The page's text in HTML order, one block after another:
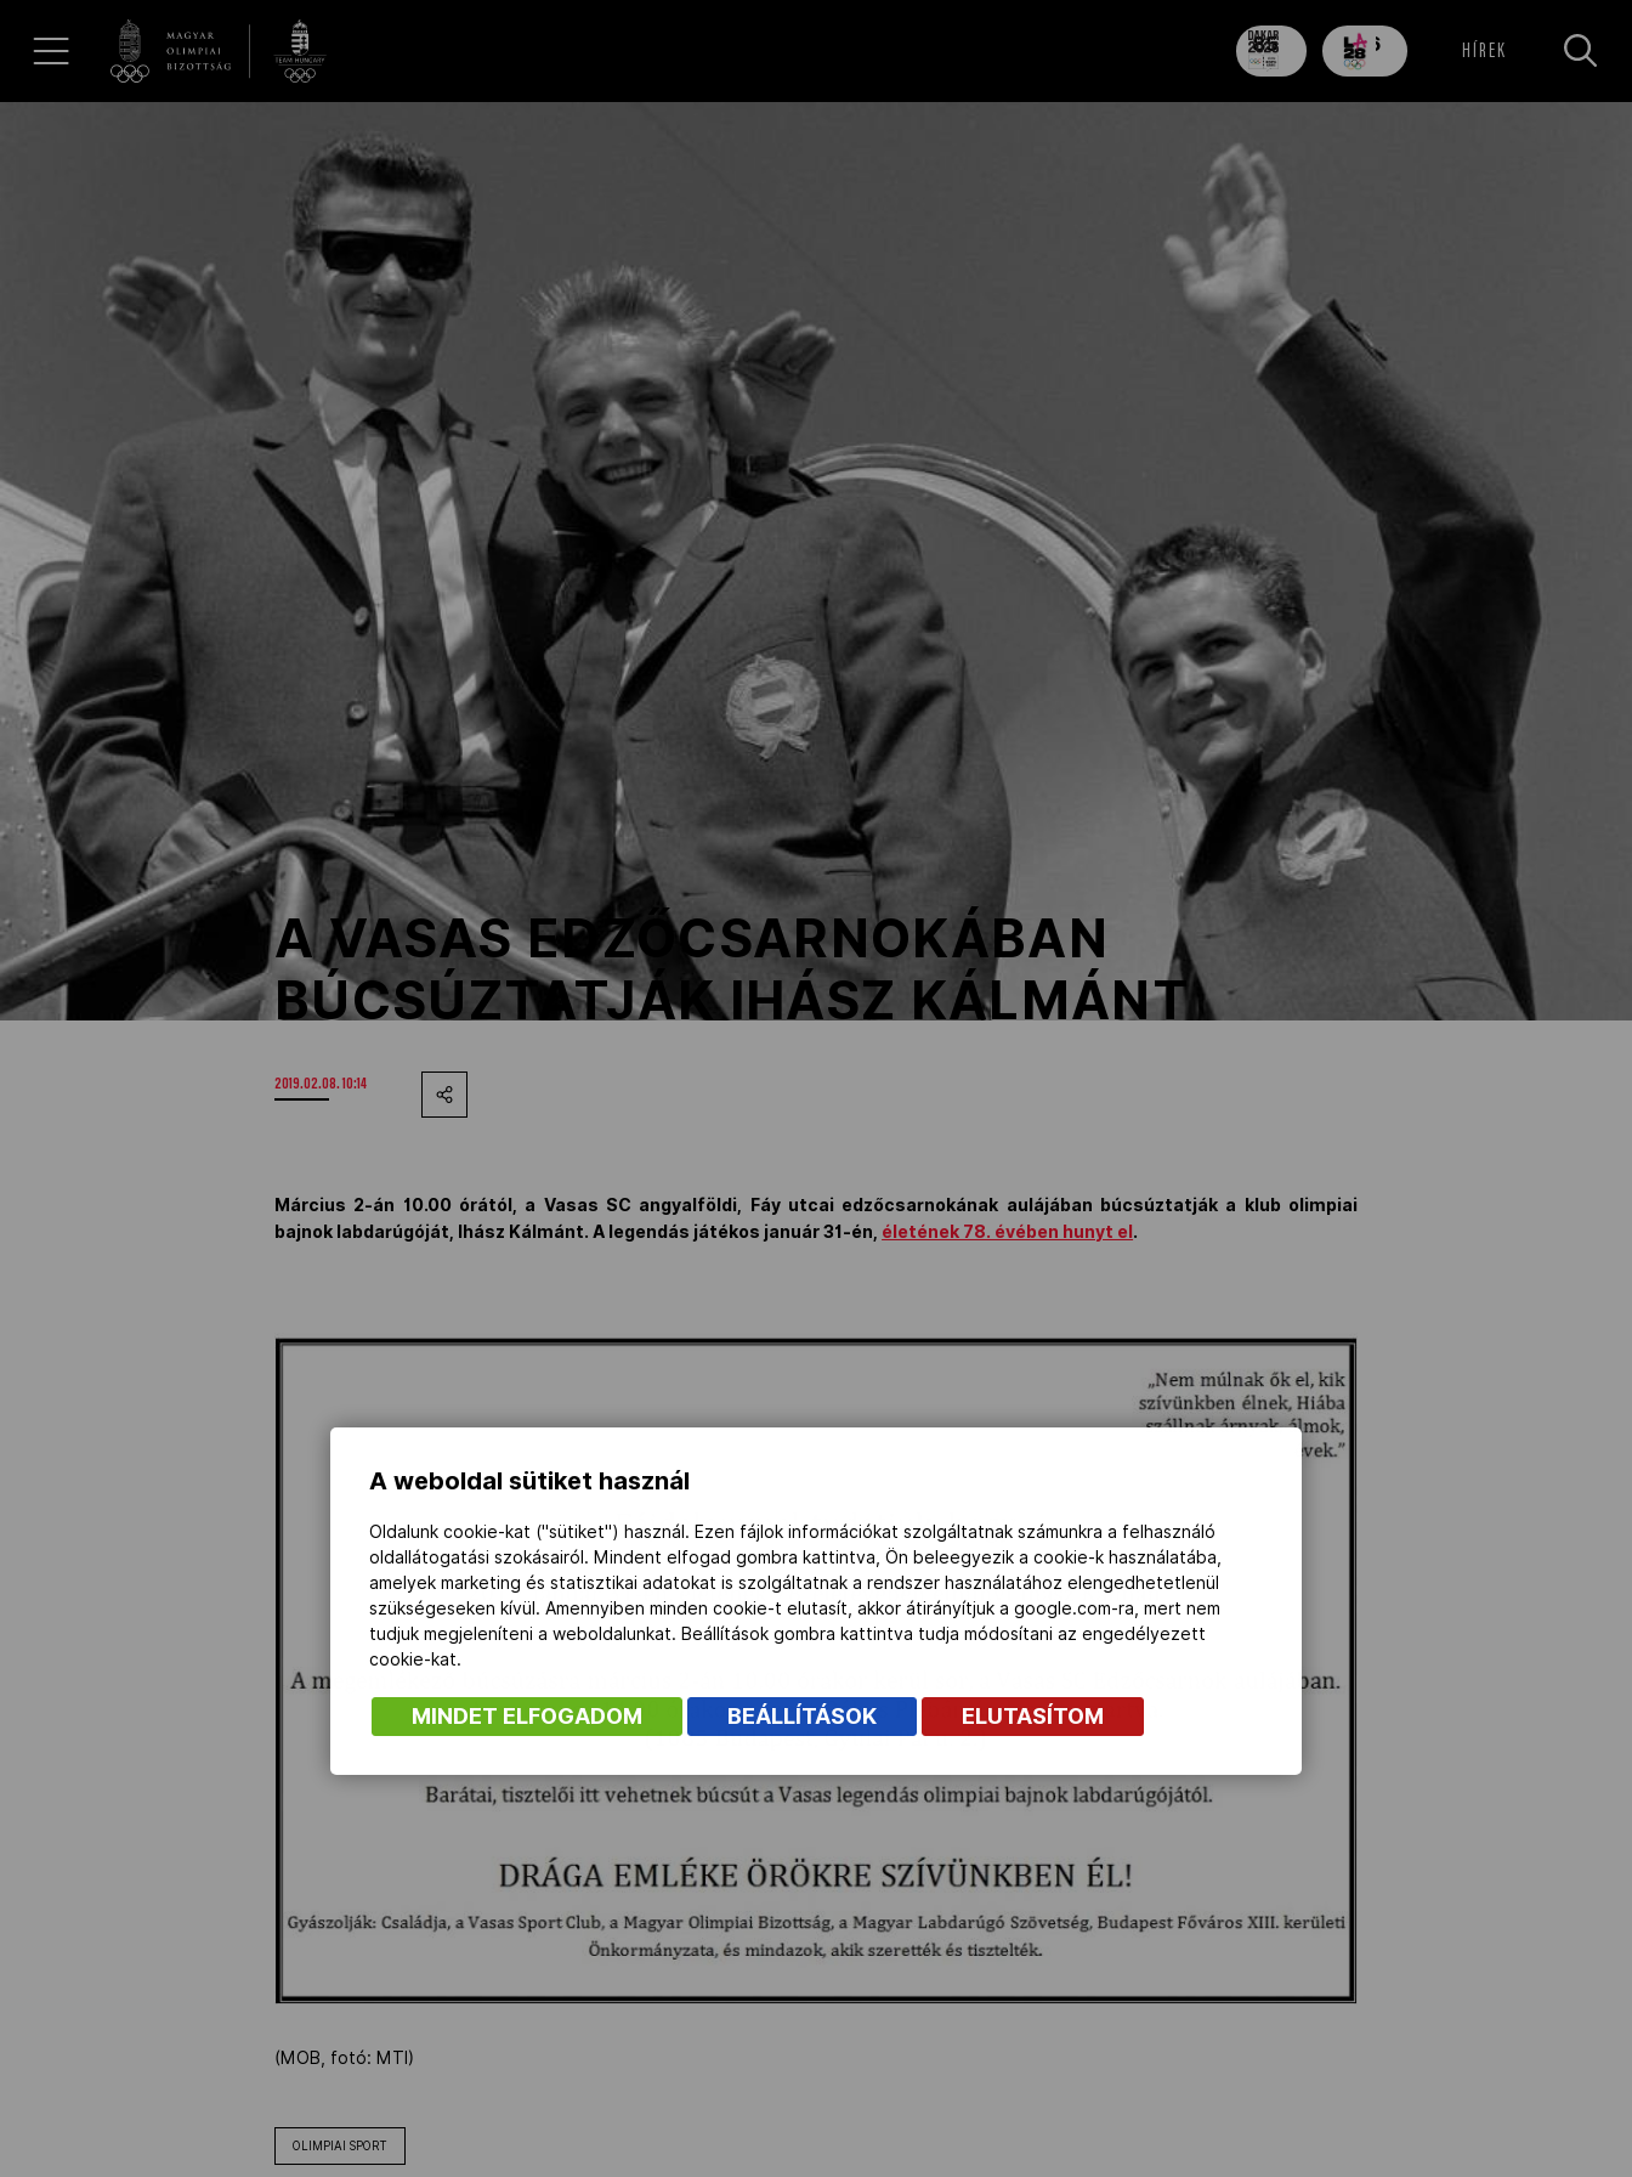
Hírek
Galéria
Dakar 2026
Los Angeles 2028
MOB
Kettőskarrier-program
NOB
Társszervezetek
Adatbank
85
nap
706
nap HÍREK
A VASAS EDZŐCSARNOKÁBAN
BÚCSÚZTATJÁK IHÁSZ KÁLMÁNT
2019.02.08. 10:14
Március 2-án 10.00 órától, a Vasas SC angyalföldi, Fáy utcai edzőcsarnokának aulájában búcsúztatják a klub olimpiai
bajnok labdarúgóját, Ihász Kálmánt. A legendás játékos január 31-én, életének 78. évében hunyt el .
(MOB, fotó: MTI)
OLIMPIAI SPORT
A weboldal sütiket használ
Oldalunk cookie-kat ("sütiket") használ. Ezen fájlok információkat szolgáltatnak számunkra a felhasználó
oldallátogatási szokásairól. Mindent elfogad gombra kattintva, Ön beleegyezik a cookie-k használatába,
amelyek marketing és statisztikai adatokat is szolgáltatnak a rendszer használatához elengedhetetlenül
szükségeseken kívül. Amennyiben minden cookie-t elutasít, akkor átirányítjuk a google.com-ra, mert nem
tudjuk megjeleníteni a weboldalunkat. Beállítások gombra kattintva tudja módosítani az engedélyezett
cookie-kat.
MINDET ELFOGADOM BEÁLLÍTÁSOK ELUTASÍTOM